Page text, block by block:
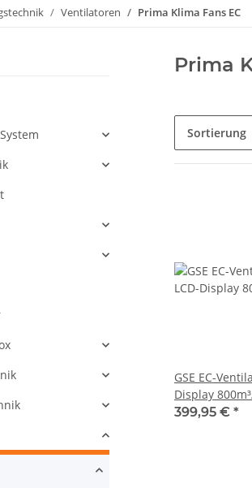
Ventilatoren Prima Klima Fans EC
Prima
Sortierung
GSE EC-
Display
399,95 € *